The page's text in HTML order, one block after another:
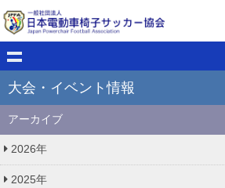
大会・イベント情報
アーカイブ
2026年
2025年